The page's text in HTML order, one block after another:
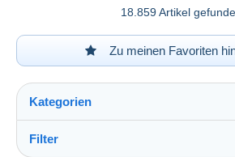
18.859 Artikel
Zu meinen Favoriten
Kategorien
Filter